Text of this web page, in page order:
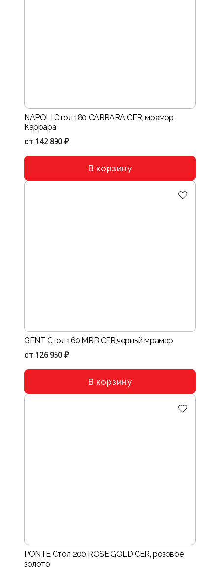
NAPOLI Стол 180 CARRARA CER, мрамор
Каррара
от 142 890 ₽
В корзину
GENT Стол 160 MRB CER,черный мрамор
от 126 950 ₽
В корзину
PONTE Стол 200 ROSE GOLD CER, розовое
золото